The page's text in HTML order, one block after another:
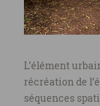
L’élément
récréation de
séquences